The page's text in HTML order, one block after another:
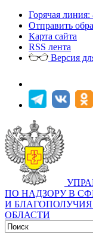
Горячая
Отправить
Карта сайта
RSS лента
Версия
ПО НАДЗОРУ В
И
ОБЛАСТИ